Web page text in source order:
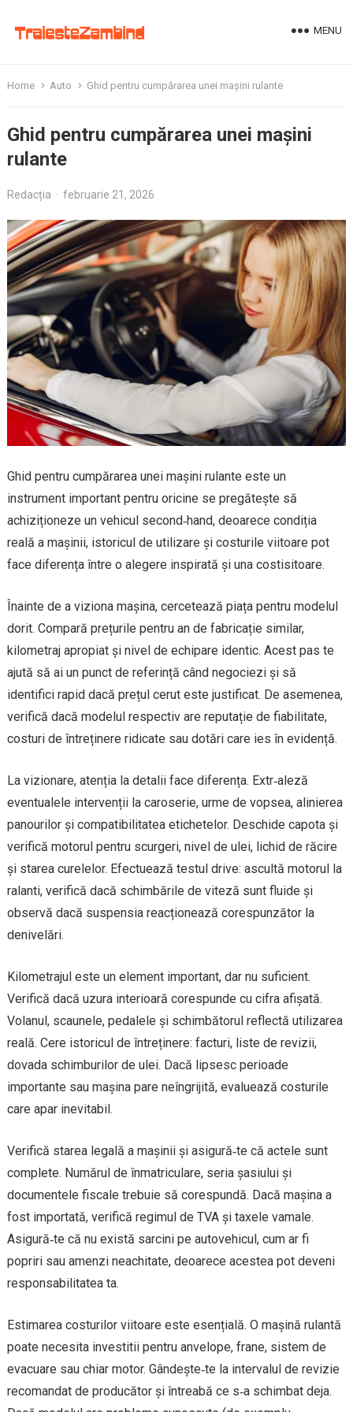
MENU
Home Auto Ghid pentru cumpărarea unei mașini rulante
Ghid pentru cumpărarea unei mașini
rulante
Redacția · februarie 21, 2026
Ghid pentru cumpărarea unei mașini rulante este un
instrument important pentru oricine se pregătește să
achiziționeze un vehicul second‑hand, deoarece condiția
reală a mașinii, istoricul de utilizare și costurile viitoare pot
face diferența între o alegere inspirată și una costisitoare.
Înainte de a viziona mașina, cercetează piața pentru modelul
dorit. Compară prețurile pentru an de fabricație similar,
kilometraj apropiat și nivel de echipare identic. Acest pas te
ajută să ai un punct de referință când negociezi și să
identifici rapid dacă prețul cerut este justificat. De asemenea,
verifică dacă modelul respectiv are reputație de fiabilitate,
costuri de întreținere ridicate sau dotări care ies în evidență.
La vizionare, atenția la detalii face diferența. Extr‑aleză
eventualele intervenții la caroserie, urme de vopsea, alinierea
panourilor și compatibilitatea etichetelor. Deschide capota și
verifică motorul pentru scurgeri, nivel de ulei, lichid de răcire
și starea curelelor. Efectuează testul drive: ascultă motorul la
ralanti, verifică dacă schimbările de viteză sunt fluide și
observă dacă suspensia reacționează corespunzător la
denivelări.
Kilometrajul este un element important, dar nu suficient.
Verifică dacă uzura interioară corespunde cu cifra afişată.
Volanul, scaunele, pedalele şi schimbătorul reflectă utilizarea
reală. Cere istoricul de întreținere: facturi, liste de revizii,
dovada schimburilor de ulei. Dacă lipsesc perioade
importante sau mașina pare neîngrijită, evaluează costurile
care apar inevitabil.
Verifică starea legală a mașinii şi asigură‑te că actele sunt
complete. Numărul de înmatriculare, seria şasiului şi
documentele fiscale trebuie să corespundă. Dacă mașina a
fost importată, verifică regimul de TVA şi taxele vamale.
Asigură‑te că nu există sarcini pe autovehicul, cum ar fi
popriri sau amenzi neachitate, deoarece acestea pot deveni
responsabilitatea ta.
Estimarea costurilor viitoare este esențială. O maşină rulantă
poate necesita investitii pentru anvelope, frane, sistem de
evacuare sau chiar motor. Gândește‑te la intervalul de revizie
recomandat de producător şi întreabă ce s‑a schimbat deja.